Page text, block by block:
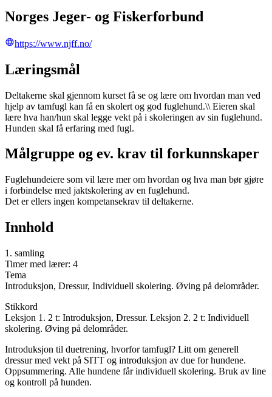
Norges Jeger- og Fiskerforbund
https://www.njff.no/
Læringsmål
Deltakerne skal gjennom kurset få se og lære om hvordan man ved
hjelp av tamfugl kan få en skolert og god fuglehund.\\ Eieren skal
lære hva han/hun skal legge vekt på i skoleringen av sin fuglehund.
Hunden skal få erfaring med fugl.
Målgruppe og ev. krav til forkunnskaper
Fuglehundeiere som vil lære mer om hvordan og hva man bør gjøre
i forbindelse med jaktskolering av en fuglehund.
Det er ellers ingen kompetansekrav til deltakerne.
Innhold
1. samling
Timer med lærer: 4
Tema
Introduksjon, Dressur, Individuell skolering. Øving på delområder.
Stikkord
Leksjon 1. 2 t: Introduksjon, Dressur. Leksjon 2. 2 t: Individuell
skolering. Øving på delområder.
Introduksjon til duetrening, hvorfor tamfugl? Litt om generell
dressur med vekt på SITT og introduksjon av due for hundene.
Oppsummering. Alle hundene får individuell skolering. Bruk av line
og kontroll på hunden.